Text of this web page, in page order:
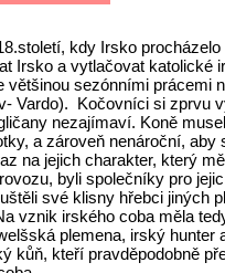
kdy Irsko
Irsko a vytlačovat katolické
sezónními prácemi
Vardo). Kočovníci si zprvu
nezajímaví. Koně
a zároveň nenároční, aby
na jejich charakter, který
byli společníky pro
své klisny hřebci jiných
vznik irského coba měla
plemena, irský hunter
kteří pravděpodobně